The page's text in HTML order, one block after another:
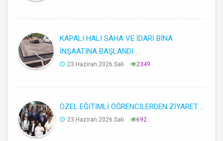
KAPALI HALI SAHA VE İDARİ BİNA
İNŞAATINA BAŞLANDI ..
23.Haziran.2026.Salı 2349
ÖZEL EĞİTİMLİ ÖĞRENCİLERDEN ZİYARET ..
23.Haziran.2026.Salı 692